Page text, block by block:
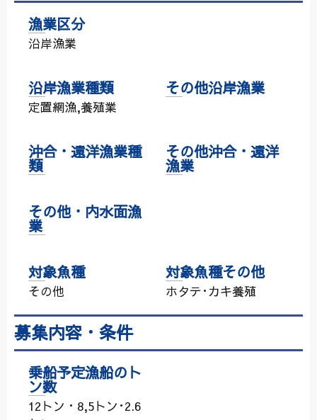
漁業区分
沿岸漁業
沿岸漁業種類
定置網漁,養殖業
その他沿岸漁業
沖合・遠洋漁業種
類
その他沖合・遠洋
漁業
その他・内水面漁
業
対象魚種
その他
対象魚種その他
ホタテ･カキ養殖
募集内容・条件
乗船予定漁船のト
ン数
12トン・8,5トン･2.6